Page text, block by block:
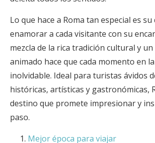
Lo que hace a Roma tan especial es su
enamorar a cada visitante con su
mezcla de la rica tradición cultural y
animado hace que cada momento en
inolvidable. Ideal para turistas ávidos
históricas, artísticas y gastronómicas,
destino que promete impresionar y
paso.
Mejor época para viajar